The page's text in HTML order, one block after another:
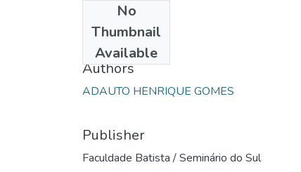
No
Thumbnail
Available
1983
Authors
ADAUTO HENRIQUE GOMES
Publisher
Faculdade Batista / Seminário do Sul